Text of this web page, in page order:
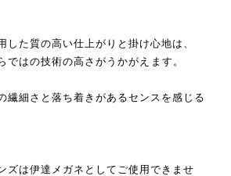
した質の高い仕上がりと掛け心地は、
はの技術の高さがうかがえます。
繊細さと落ち着きがあるセンスを感じる
ズは伊達メガネとしてご使用できませ